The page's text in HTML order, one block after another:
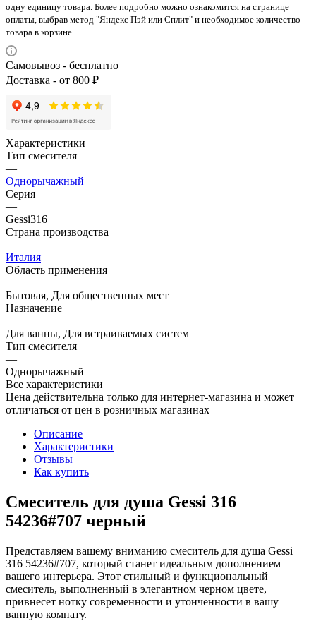
одну единицу товара. Более подробно можно ознакомится на странице
оплаты, выбрав метод "Яндекс Пэй или Сплит" и необходимое количество
товара в корзине
Самовывоз - бесплатно
Доставка - от 800 ₽
Характеристики
Тип смесителя
—
Однорычажный
Серия
—
Gessi316
Страна производства
—
Италия
Область применения
—
Бытовая, Для общественных мест
Назначение
—
Для ванны, Для встраиваемых систем
Тип смесителя
—
Однорычажный
Все характеристики
Цена действительна только для интернет-магазина и может
отличаться от цен в розничных магазинах
Описание
Характеристики
Отзывы
Как купить
Смеситель для душа Gessi 316
54236#707 черный
Представляем вашему вниманию смеситель для душа Gessi
316 54236#707, который станет идеальным дополнением
вашего интерьера. Этот стильный и функциональный
смеситель, выполненный в элегантном черном цвете,
привнесет нотку современности и утонченности в вашу
ванную комнату.